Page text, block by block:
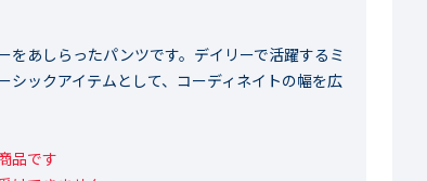
をあしらったパンツです。デイリーで活躍するミ
シックアイテムとして、コーディネイトの幅を広
品です